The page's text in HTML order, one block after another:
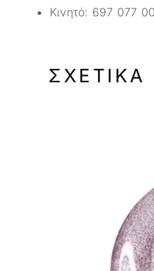
Κινητό: 697 077
ΣΧΕΤΙΚΆ